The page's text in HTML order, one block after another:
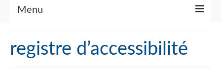
Menu
Qui sommes-nous ?
registre d’accessibilité